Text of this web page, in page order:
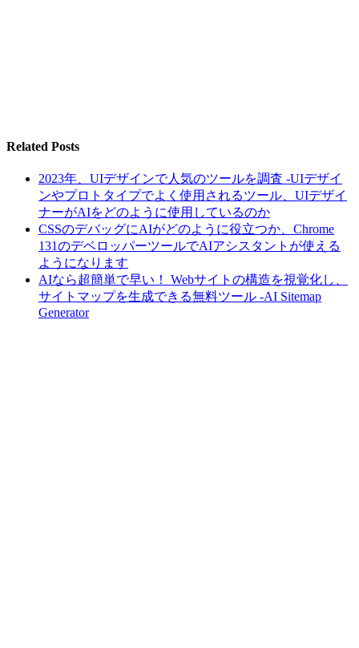
Related Posts
2023年、UIデザインで人気のツールを調査 -UIデザイ
ンやプロトタイプでよく使用されるツール、UIデザイ
ナーがAIをどのように使用しているのか
CSSのデバッグにAIがどのように役立つか、Chrome
131のデベロッパーツールでAIアシスタントが使える
ようになります
AIなら超簡単で早い！ Webサイトの構造を視覚化し、
サイトマップを生成できる無料ツール -AI Sitemap
Generator